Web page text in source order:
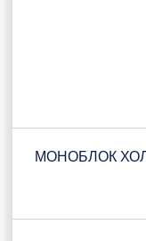
МОНОБЛОК